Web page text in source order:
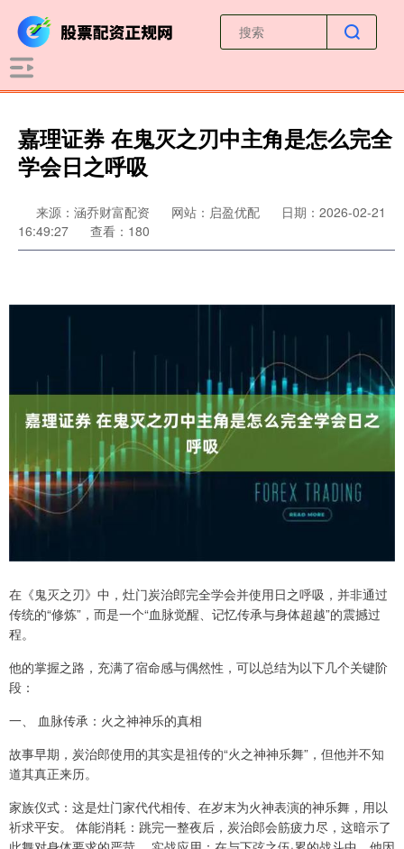
嘉理证券 在鬼灭之刃中主角是怎么完全
学会日之呼吸
来源：涵乔财富配资 网站：启盈优配
日期：2026-02-21
16:49:27
查看：180
在《鬼灭之刃》中，灶门炭治郎完全学会并使用日之呼吸，并非通过
传统的“修炼”，而是一个“血脉觉醒、记忆传承与身体超越”的震撼过
程。
他的掌握之路，充满了宿命感与偶然性，可以总结为以下几个关键阶
段：
一、 血脉传承：火之神神乐的真相
故事早期，炭治郎使用的其实是祖传的“火之神神乐舞”，但他并不知
道其真正来历。
家族仪式：这是灶门家代代相传、在岁末为火神表演的神乐舞，用以
祈求平安。 体能消耗：跳完一整夜后，炭治郎会筋疲力尽，这暗示了